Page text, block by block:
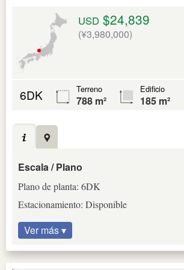
USD $24,839
(¥3,980,000)
6DK Terreno
788 m²
Edificio
185 m²
Escala / Plano
Plano de planta: 6DK
Estacionamiento: Disponible
Ver más ▾